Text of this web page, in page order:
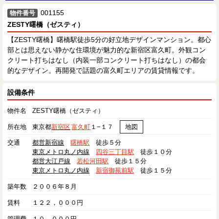
物件番号
001155
ZESTY曙橋（ゼスティ）
【ZESTY曙橋】曙橋駅徒歩5分の好立地デザインマンション。都心
部とは思えない静かな住環境が魅力的な新宿区富久町。外観コン
クリート打ちはなし（内装一部コンクリート打ちはなし）の都会
的なデザイン。再開発で話題の富久町エリアの賃貸情報です。
設備条件
物件名 ZESTY曙橋（ゼスティ）
所在地 東京都新宿区富久町 １−１７ 地図
交通 都営新宿線 曙橋駅 徒歩５分
東京メトロ丸ノ内線
四谷三丁目駅 徒歩１０分
都営大江戸線
若松河田駅 徒歩１５分
東京メトロ丸ノ内線
新宿御苑前駅 徒歩１５分
築年数 ２００６年８月
賃料 １２２，０００円